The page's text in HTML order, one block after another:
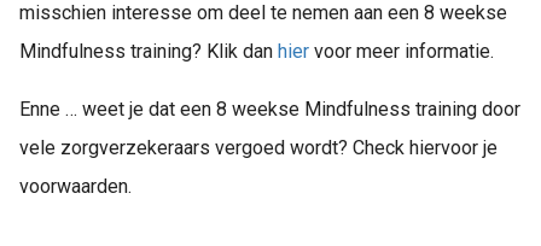
misschien interesse om deel te nemen aan een 8 weekse
Mindfulness training? Klik dan hier voor meer informatie.
Enne … weet je dat een 8 weekse Mindfulness training door
vele zorgverzekeraars vergoed wordt? Check hiervoor je
voorwaarden.